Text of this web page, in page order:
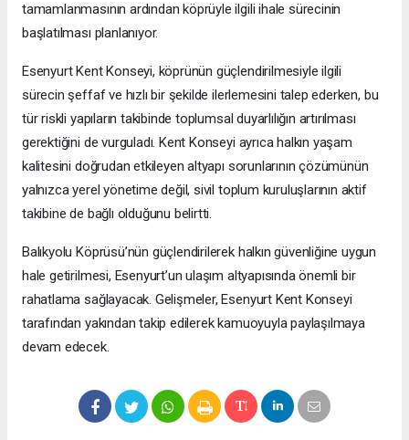
tamamlanmasının ardından köprüyle ilgili ihale sürecinin
başlatılması planlanıyor.
Esenyurt Kent Konseyi, köprünün güçlendirilmesiyle ilgili
sürecin şeffaf ve hızlı bir şekilde ilerlemesini talep ederken, bu
tür riskli yapıların takibinde toplumsal duyarlılığın artırılması
gerektiğini de vurguladı. Kent Konseyi ayrıca halkın yaşam
kalitesini doğrudan etkileyen altyapı sorunlarının çözümünün
yalnızca yerel yönetime değil, sivil toplum kuruluşlarının aktif
takibine de bağlı olduğunu belirtti.
Balıkyolu Köprüsü’nün güçlendirilerek halkın güvenliğine uygun
hale getirilmesi, Esenyurt’un ulaşım altyapısında önemli bir
rahatlama sağlayacak. Gelişmeler, Esenyurt Kent Konseyi
tarafından yakından takip edilerek kamuoyuyla paylaşılmaya
devam edecek.